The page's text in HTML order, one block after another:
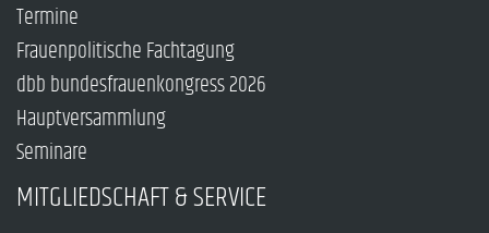
Termine
Frauenpolitische Fachtagung
dbb bundesfrauenkongress 2026
Hauptversammlung
Seminare
MITGLIEDSCHAFT & SERVICE